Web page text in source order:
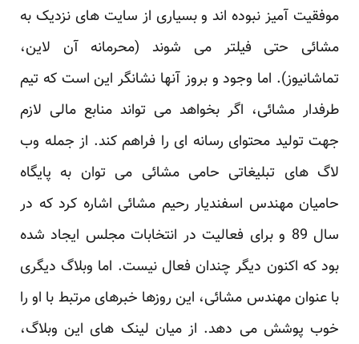
موفقیت آمیز نبوده اند و بسیاری از سایت های نزدیک به
مشائی حتی فیلتر می شوند (محرمانه آن لاین،
تماشانیوز). اما وجود و بروز آنها نشانگر این است که تیم
طرفدار مشائی، اگر بخواهد می تواند منابع مالی لازم
جهت تولید محتوای رسانه ای را فراهم کند. از جمله وب
لاگ های تبلیغاتی حامی مشائی می توان به پایگاه
حامیان مهندس اسفندیار رحیم مشائی اشاره کرد که در
سال 89 و برای فعالیت در انتخابات مجلس ایجاد شده
بود که اکنون دیگر چندان فعال نیست. اما وبلاگ دیگری
با عنوانمهندس مشائی، این روزها خبرهای مرتبط با او را
خوب پوشش می دهد. از میان لینک های این وبلاگ،